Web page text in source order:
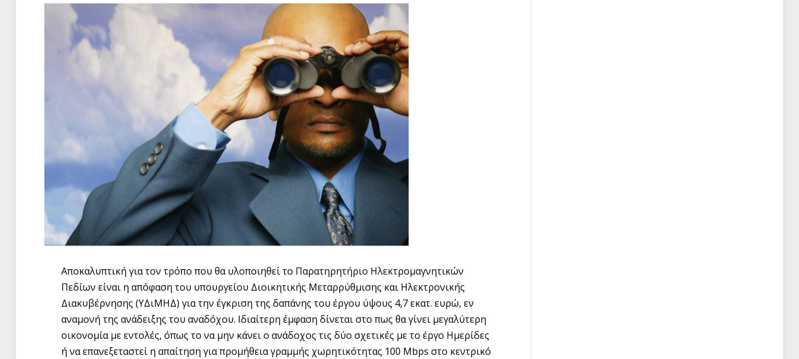
Αποκαλυπτική για τον τρόπο που θα υλοποιηθεί το Παρατηρητήριο Ηλεκτρομαγνητικών
Πεδίων είναι η απόφαση του υπουργείου Διοικητικής Μεταρρύθμισης και Ηλεκτρονικής
Διακυβέρνησης (ΥΔιΜΗΔ) για την έγκριση της δαπάνης του έργου ύψους 4,7 εκατ. ευρώ, εν
αναμονή της ανάδειξης του αναδόχου. Ιδιαίτερη έμφαση δίνεται στο πως θα γίνει μεγαλύτερη
οικονομία με εντολές, όπως το να μην κάνει ο ανάδοχος τις δύο σχετικές με το έργο Ημερίδες
ή να επανεξεταστεί η απαίτηση για προμήθεια γραμμής χωρητικότητας 100 Mbps στο κεντρικό